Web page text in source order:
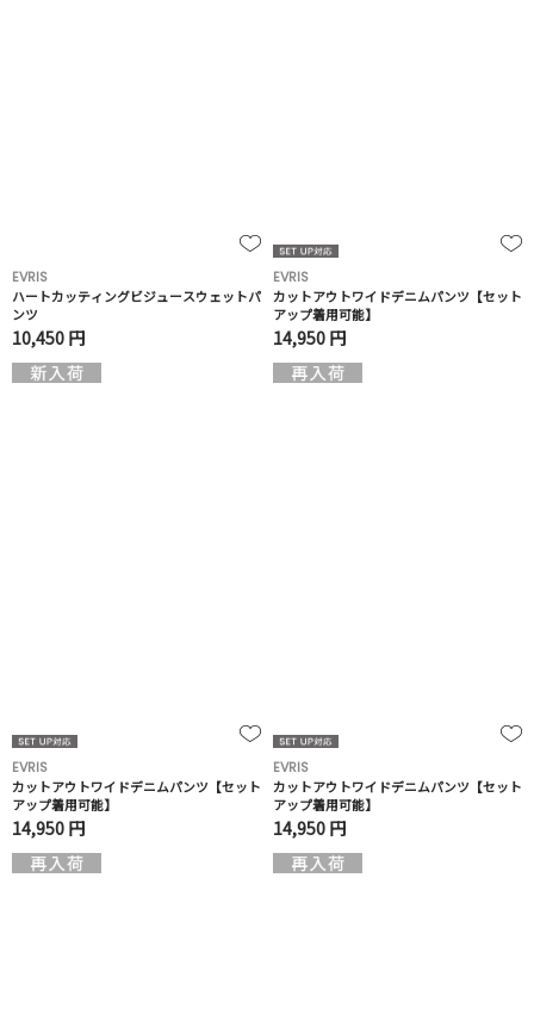
EVRIS
ハートカッティングビジュースウェットパ
ンツ
10,450 円
EVRIS
カットアウトワイドデニムパンツ【セット
アップ着用可能】
14,950 円
EVRIS
カットアウトワイドデニムパンツ【セット
アップ着用可能】
14,950 円
EVRIS
カットアウトワイドデニムパンツ【セット
アップ着用可能】
14,950 円